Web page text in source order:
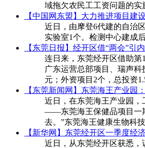
域拖欠农民工工资问题的实
【中国网东盟】大力推进项目建
近日，由摩登6代建的自治
实验室1个。检测中心建成
【东莞日报】经开区借“两会”引
连日来，东莞经开区借助
广东运营总部项目、瑞声
元；外资项目2个，总投资
【东莞新闻网】东莞海王产业园
近日，在东莞海王产业园
——东莞海王保健品项目一
去。”东莞海王健康生物科
【新华网】东莞经开区一季度经
近日，从东莞经开区获悉，